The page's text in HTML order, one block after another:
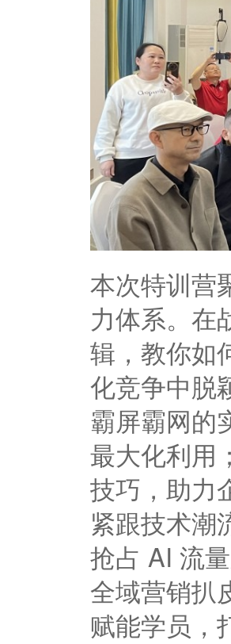
本次特训营
力体系。在
辑，教你如
化竞争中脱
霸屏霸网的
最大化利用
技巧，助力
紧跟技术潮
抢占 AI 流
全域营销扒
赋能学员，